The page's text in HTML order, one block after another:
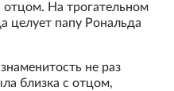
отцом. На трогательном
целует папу Рональда
не раз
близка с отцом,